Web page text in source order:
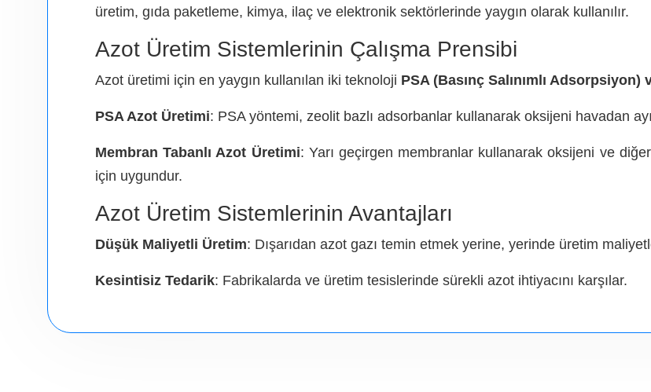
üretim, gıda paketleme, kimya, ilaç ve elektronik sektörlerinde yaygın olarak kullanılır.
Azot Üretim Sistemlerinin Çalışma Prensibi
Azot üretimi için en yaygın kullanılan iki teknoloji PSA (Basınç Salınımlı
PSA Azot Üretimi: PSA yöntemi, zeolit bazlı adsorbanlar kullanarak oksijeni havadan
Membran Tabanlı Azot Üretimi: Yarı geçirgen membranlar kullanarak oksijeni ve
için uygundur.
Azot Üretim Sistemlerinin Avantajları
Düşük Maliyetli Üretim: Dışarıdan azot gazı temin etmek yerine, yerinde üretim
Kesintisiz Tedarik: Fabrikalarda ve üretim tesislerinde sürekli azot ihtiyacını karşılar.